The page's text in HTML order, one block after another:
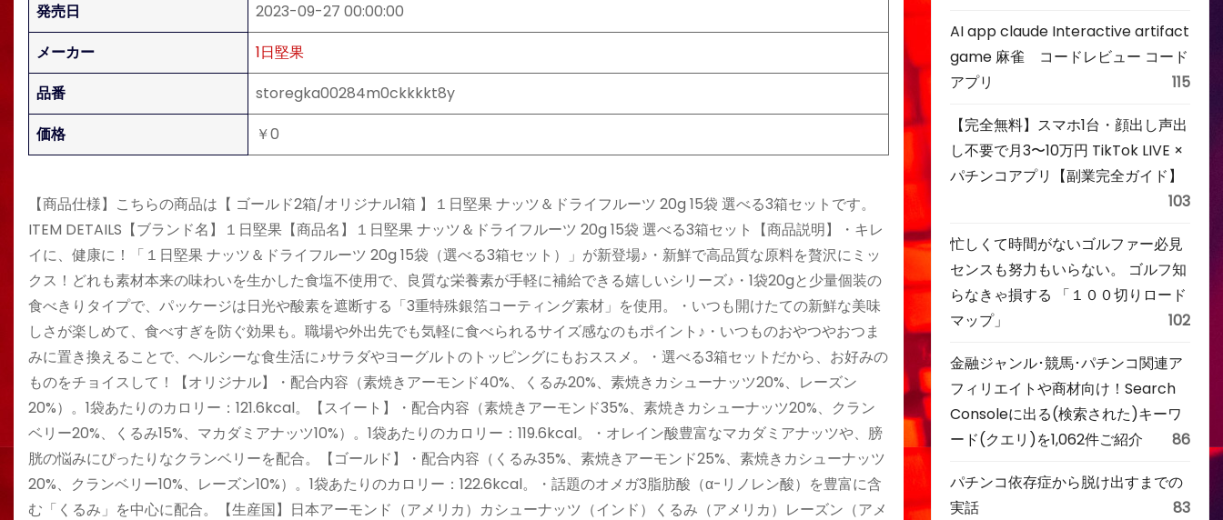
発売日
2023-09-27 00:00:00
メーカー
1日堅果
品番
storegka00284m0ckkkkt8y
価格
￥0
【商品仕様】こちらの商品は【 ゴールド2箱/オリジナル1箱 】１日堅果 ナッツ＆ドライフルーツ 20g 15袋 選べる3箱セットです。
ITEM DETAILS【ブランド名】１日堅果【商品名】１日堅果 ナッツ＆ドライフルーツ 20g 15袋 選べる3箱セット【商品説明】・キレ
イに、健康に！「１日堅果 ナッツ＆ドライフルーツ 20g 15袋（選べる3箱セット）」が新登場♪・新鮮で高品質な原料を贅沢にミッ
クス！どれも素材本来の味わいを生かした食塩不使用で、良質な栄養素が手軽に補給できる嬉しいシリーズ♪・1袋20gと少量個装の
食べきりタイプで、パッケージは日光や酸素を遮断する「3重特殊銀箔コーティング素材」を使用。・いつも開けたての新鮮な美味
しさが楽しめて、食べすぎを防ぐ効果も。職場や外出先でも気軽に食べられるサイズ感なのもポイント♪・いつものおやつやおつま
みに置き換えることで、ヘルシーな食生活に♪サラダやヨーグルトのトッピングにもおススメ。・選べる3箱セットだから、お好みの
ものをチョイスして！【オリジナル】・配合内容（素焼きアーモンド40%、くるみ20%、素焼きカシューナッツ20%、レーズン
20%）。1袋あたりのカロリー：121.6kcal。【スイート】・配合内容（素焼きアーモンド35%、素焼きカシューナッツ20%、クラン
ベリー20%、くるみ15%、マカダミアナッツ10%）。1袋あたりのカロリー：119.6kcal。・オレイン酸豊富なマカダミアナッツや、膀
胱の悩みにぴったりなクランベリーを配合。【ゴールド】・配合内容（くるみ35%、素焼きアーモンド25%、素焼きカシューナッツ
20%、クランベリー10%、レーズン10%）。1袋あたりのカロリー：122.6kcal。・話題のオメガ3脂肪酸（α-リノレン酸）を豊富に含
む「くるみ」を中心に配合。【生産国】日本アーモンド（アメリカ）カシューナッツ（インド）くるみ（アメリカ）レーズン（アメ
AI app claude Interactive artifact
game 麻雀 コードレビュー コード
アプリ
115
【完全無料】スマホ1台・顔出し声出
し不要で月3〜10万円 TikTok LIVE ×
パチンコアプリ【副業完全ガイド】
103
忙しくて時間がないゴルファー必見
センスも努力もいらない。 ゴルフ知
らなきゃ損する 「１００切りロード
マップ」
102
金融ジャンル･競馬･パチンコ関連ア
フィリエイトや商材向け！Search
Consoleに出る(検索された)キーワ
ード(クエリ)を1,062件ご紹介
86
パチンコ依存症から脱け出すまでの
実話
83